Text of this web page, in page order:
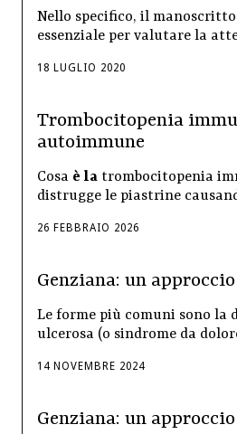
Nello specifico, il manoscritto
essenziale per valutare la
18 LUGLIO 2020
Trombocitopenia
autoimmune
Cosa è la trombocitopenia
distrugge le piastrine
26 FEBBRAIO 2026
Genziana: un
Le forme più comuni sono la
ulcerosa (o sindrome da
14 NOVEMBRE 2024
Genziana: un